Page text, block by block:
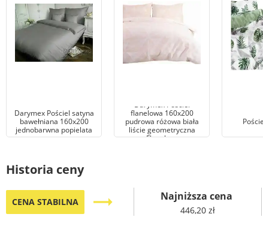
Darymex Pościel satyna
bawełniana 160x200
jednobarwna popielata
Darymex Pościel
flanelowa 160x200
pudrowa różowa biała
liście geometryczna
Flanelove
Historia ceny
CENA STABILNA trending_flat Najniższa cena
446,20 zł